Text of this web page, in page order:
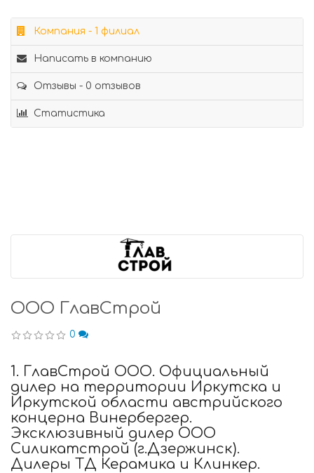
Компания - 1 филиал
Написать в компанию
Отзывы - 0 отзывов
Статистика
ООО ГлавСтрой
0
1. ГлавСтрой ООО. Официальный
дилер на территории Иркутска и
Иркутской области австрийского
концерна Винербергер.
Эксклюзивный дилер ООО
Силикатстрой (г.Дзержинск).
Дилеры ТД Керамика и Клинкер.